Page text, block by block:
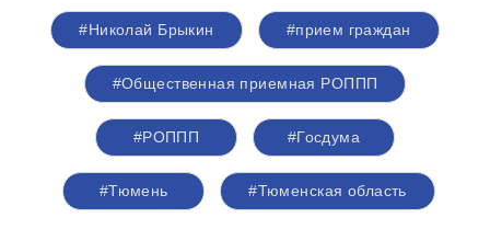
#Николай Брыкин #прием граждан
#Общественная приемная РОППП
#РОППП #Госдума
#Тюмень #Тюменская область